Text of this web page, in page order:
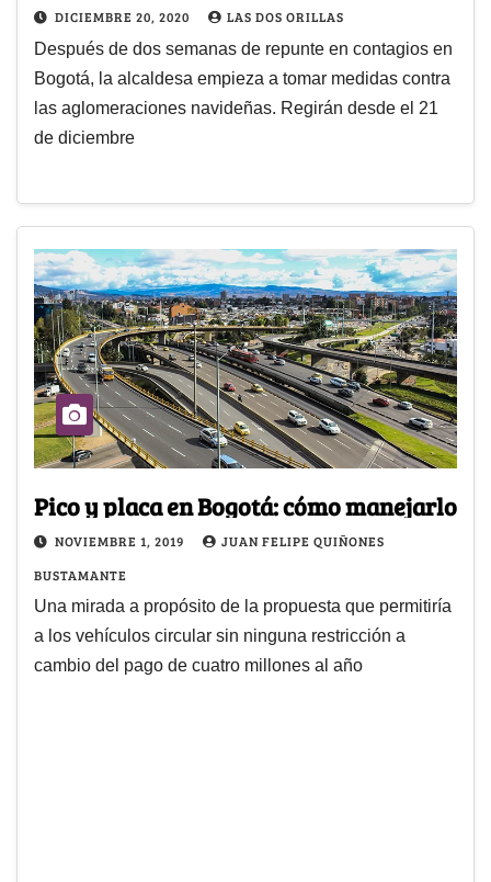
DICIEMBRE 20, 2020 LAS DOS ORILLAS
Después de dos semanas de repunte en contagios en
Bogotá, la alcaldesa empieza a tomar medidas contra
las aglomeraciones navideñas. Regirán desde el 21
de diciembre
Pico y placa en Bogotá: cómo manejarlo
NOVIEMBRE 1, 2019
JUAN FELIPE QUIÑONES
BUSTAMANTE
Una mirada a propósito de la propuesta que permitiría
a los vehículos circular sin ninguna restricción a
cambio del pago de cuatro millones al año